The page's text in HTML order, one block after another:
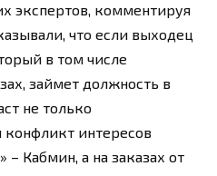
экспертов, комментируя
что если выходец
в том числе
займет должность в
не только
интересов
– Кабмин, а на заказах от